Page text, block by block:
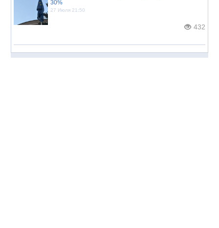
30%
27 Июля 21:50
432